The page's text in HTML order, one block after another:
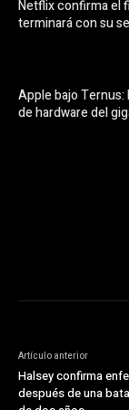
Netflix confirma el
terminará con su
Apple bajo Ternus:
de hardware del
Artículo anterior
Halsey confirma
después de una